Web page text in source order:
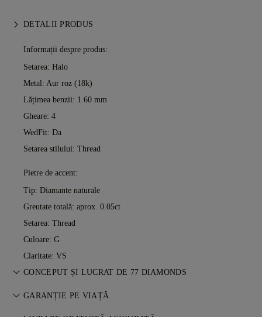
DETALII PRODUS
Informații despre produs:
Setarea: Halo
Metal: Aur roz (18k)
Lățimea benzii: 1.60 mm
Gheare: 4
WedFit: Da
Setarea stilului: Thread
Pietre de accent:
Tip: Diamante naturale
Greutate totală: aprox. 0.05ct
Setarea: Thread
Culoare: G
Claritate: VS
CONCEPUT ȘI LUCRAT DE 77 DIAMONDS
Arta bijuteriilor, perfecționată piesă cu piesă de maeștrii 77
GARANȚIE PE VIAȚĂ
Orice achiziție de la 77 Diamonds include o garanție pe viață